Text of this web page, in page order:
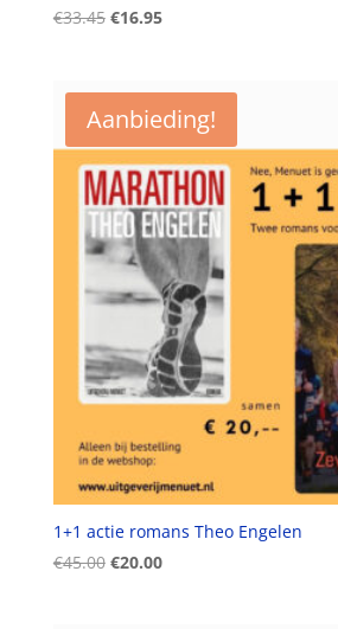
€33.45 Oorspronkelijke
€33.45.
€16.95Huidige
€16.95.
Aanbieding!
1+1 actie romans Theo Engelen
€45.00 Oorspronkelijke
€20.00Huidige